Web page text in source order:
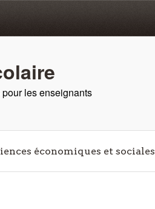
les enseignants
économiques et sociales